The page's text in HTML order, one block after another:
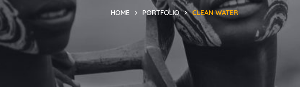
HOME PORTFOLIO CLEAN WATER